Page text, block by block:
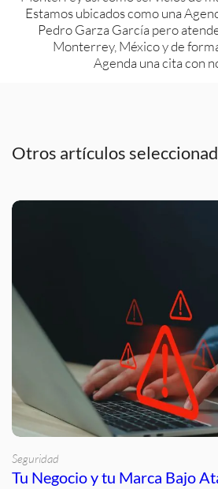
Estamos ubicados como una
Pedro Garza García pero
Monterrey, México y de
Agenda una cita con
Otros artículos
Seguridad
Tu Negocio y tu Marca Bajo